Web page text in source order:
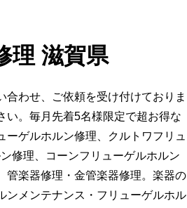
理 滋賀県
わせ、ご依頼を受け付けておりま
い。毎月先着5名様限定で超お得な
ゲルホルン修理、クルトワフリュ
修理、コーンフリューゲルホルン
管楽器修理・金管楽器修理。楽器の
ンメンテナンス・フリューゲルホル